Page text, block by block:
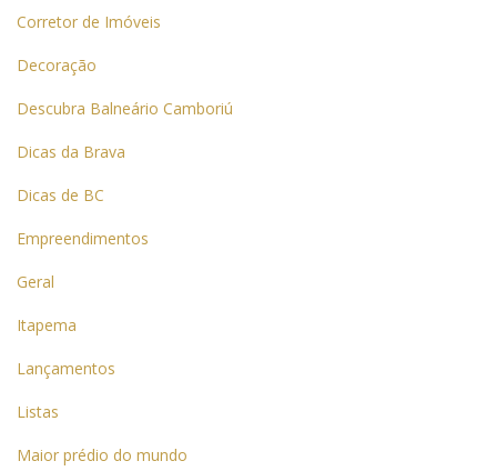
Corretor de Imóveis
Decoração
Descubra Balneário Camboriú
Dicas da Brava
Dicas de BC
Empreendimentos
Geral
Itapema
Lançamentos
Listas
Maior prédio do mundo